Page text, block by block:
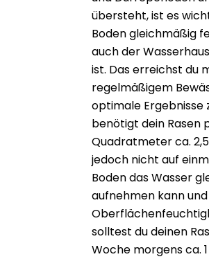
übersteht, ist es
Boden gleichmäßig
auch der
ist. Das erreichst du
regelmäßigem
optimale Ergebnisse
benötigt dein Rasen
Quadratmeter ca.
jedoch nicht auf
Boden das Wasser
aufnehmen kann
solltest du deinen
Woche morgens ca.